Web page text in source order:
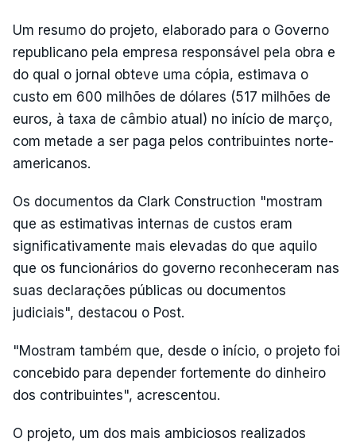
Um resumo do projeto, elaborado para o Governo
republicano pela empresa responsável pela obra e
do qual o jornal obteve uma cópia, estimava o
custo em 600 milhões de dólares (517 milhões de
euros, à taxa de câmbio atual) no início de março,
com metade a ser paga pelos contribuintes norte-
americanos.
Os documentos da Clark Construction "mostram
que as estimativas internas de custos eram
significativamente mais elevadas do que aquilo
que os funcionários do governo reconheceram nas
suas declarações públicas ou documentos
judiciais", destacou o Post.
"Mostram também que, desde o início, o projeto foi
concebido para depender fortemente do dinheiro
dos contribuintes", acrescentou.
O projeto, um dos mais ambiciosos realizados